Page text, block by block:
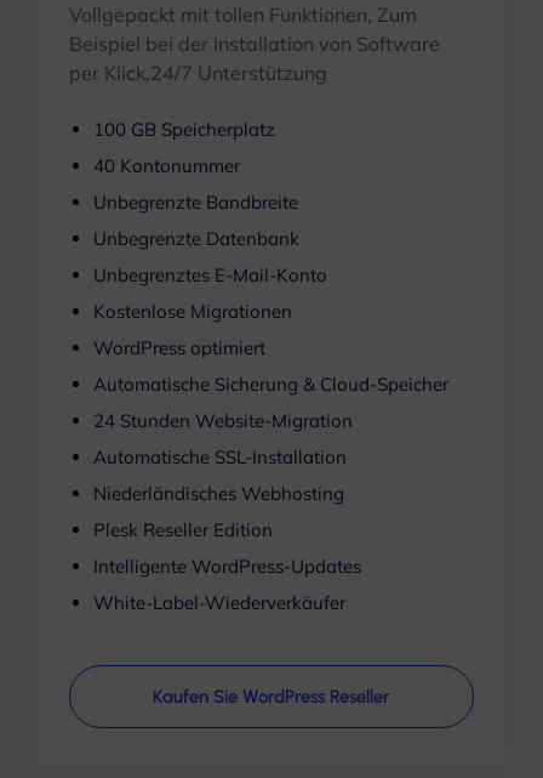
Vollgepackt mit tollen Funktionen, Zum
Beispiel bei der Installation von Software
per Klick,24/7 Unterstützung
100 GB Speicherplatz
40 Kontonummer
Unbegrenzte Bandbreite
Unbegrenzte Datenbank
Unbegrenztes E-Mail-Konto
Kostenlose Migrationen
WordPress optimiert
Automatische Sicherung & Cloud-Speicher
24 Stunden Website-Migration
Automatische SSL-Installation
Niederländisches Webhosting
Plesk Reseller Edition
Intelligente WordPress-Updates
White-Label-Wiederverkäufer
Kaufen Sie WordPress Reseller